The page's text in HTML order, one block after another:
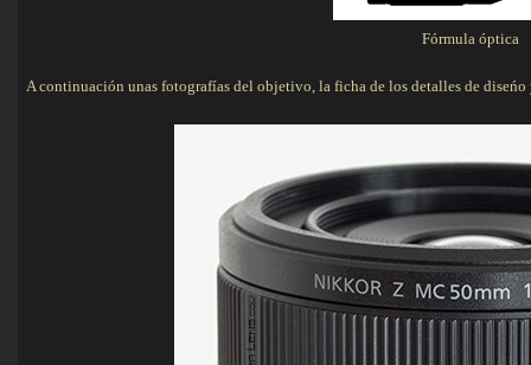
Fórmula óptica
A continuación unas fotografías del objetivo, la ficha de los detalles de